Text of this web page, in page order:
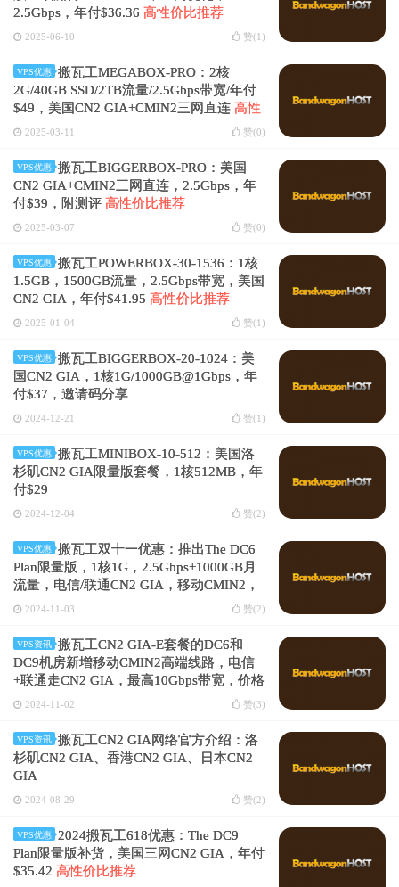
2.5Gbps，年付$36.36 高性价比推荐
2025-06-10 赞(1 )
VPS优惠
搬瓦工MEGABOX-PRO：2核
2G/40GB SSD/2TB流量/2.5Gbps带宽/年付
$49，美国CN2 GIA+CMIN2三网直连 高性
价比推荐
2025-03-11 赞(0)
VPS优惠
搬瓦工BIGGERBOX-PRO：美国
CN2 GIA+CMIN2三网直连，2.5Gbps，年
付$39，附测评 高性价比推荐
2025-03-07 赞(0)
VPS优惠
搬瓦工POWERBOX-30-1536：1核
1.5GB，1500GB流量，2.5Gbps带宽，美国
CN2 GIA，年付$41.95 高性价比推荐
2025-01-04 赞(1 )
VPS优惠
搬瓦工BIGGERBOX-20-1024：美
国CN2 GIA，1核1G/1000GB@1Gbps，年
付$37，邀请码分享
2024-12-21 赞(1 )
VPS优惠
搬瓦工MINIBOX-10-512：美国洛
杉矶CN2 GIA限量版套餐，1核512MB，年
付$29
2024-12-04 赞(2)
VPS优惠
搬瓦工双十一优惠：推出The DC6
Plan限量版，1核1G，2.5Gbps+1000GB月
流量，电信/联通CN2 GIA，移动CMIN2，
年付$49.41
2024-11-03 赞(2)
VPS资讯
搬瓦工CN2 GIA-E套餐的DC6和
DC9机房新增移动CMIN2高端线路，电信
+联通走CN2 GIA，最高10Gbps带宽，价格
不变2024-11-02 赞(3)
VPS资讯
搬瓦工CN2 GIA网络官方介绍：洛
杉矶CN2 GIA、香港CN2 GIA、日本CN2
GIA
2024-08-29 赞(2)
VPS优惠
2024搬瓦工618优惠：The DC9
Plan限量版补货，美国三网CN2 GIA，年付
$35.42 高性价比推荐